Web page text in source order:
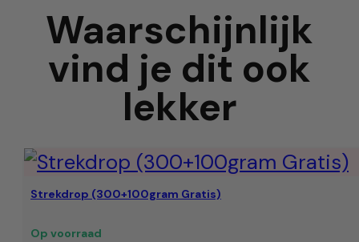
Waarschijnlijk
vind je dit ook
lekker
Strekdrop (300+100gram Gratis)
Op voorraad